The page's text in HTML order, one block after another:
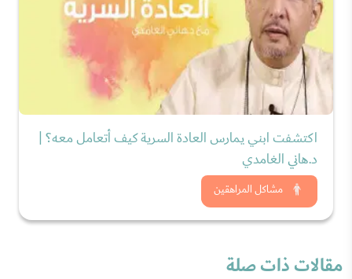
مشاكل المراهقين
اكتشفت ابني يمارس العادة السرية كيف أتعامل معه؟ |
د.هاني الغامدي
شاهد الان
مقالات ذات صلة